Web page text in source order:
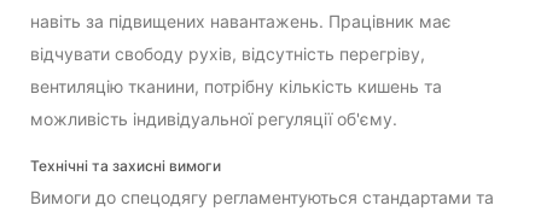
навіть за підвищених навантажень. Працівник має
відчувати свободу рухів, відсутність перегріву,
вентиляцію тканини, потрібну кількість кишень та
можливість індивідуальної регуляції об'єму.
Технічні та захисні вимоги
Вимоги до спецодягу регламентуються стандартами та